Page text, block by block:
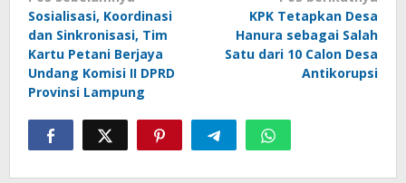
pos
Sosialisasi, Koordinasi
dan Sinkronisasi, Tim
Kartu Petani Berjaya
Undang Komisi II DPRD
Provinsi Lampung
KPK Tetapkan Desa
Hanura sebagai Salah
Satu dari 10 Calon Desa
Antikorupsi